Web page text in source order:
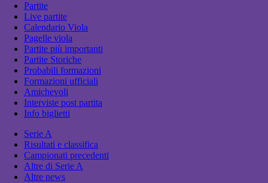
Partite
Live partite
Calendario Viola
Pagelle viola
Partite più importanti
Partite Storiche
Probabili formazioni
Formazioni ufficiali
Amichevoli
Interviste post partita
Info biglietti
Serie A
Risultati e classifica
Campionati precedenti
Altre di Serie A
Altre news